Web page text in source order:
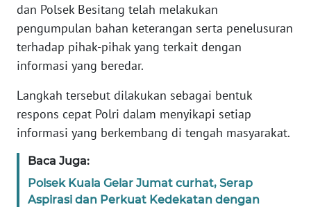
dan Polsek Besitang telah melakukan
pengumpulan bahan keterangan serta penelusuran
terhadap pihak-pihak yang terkait dengan
informasi yang beredar.
Langkah tersebut dilakukan sebagai bentuk
respons cepat Polri dalam menyikapi setiap
informasi yang berkembang di tengah masyarakat.
Baca Juga:
Polsek Kuala Gelar Jumat curhat, Serap
Aspirasi dan Perkuat Kedekatan dengan
WN
NTB
SULTENG
WN
WN
BABEL